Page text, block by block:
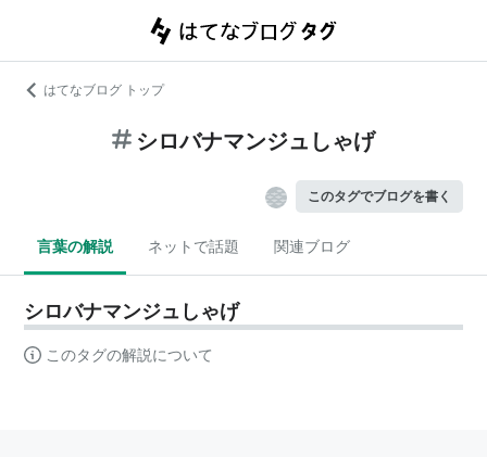
はてなブログ トップ
シロバナマンジュしゃげ
このタグでブログを書く
言葉の解説 ネットで話題 関連ブログ
シロバナマンジュしゃげ
このタグの解説について